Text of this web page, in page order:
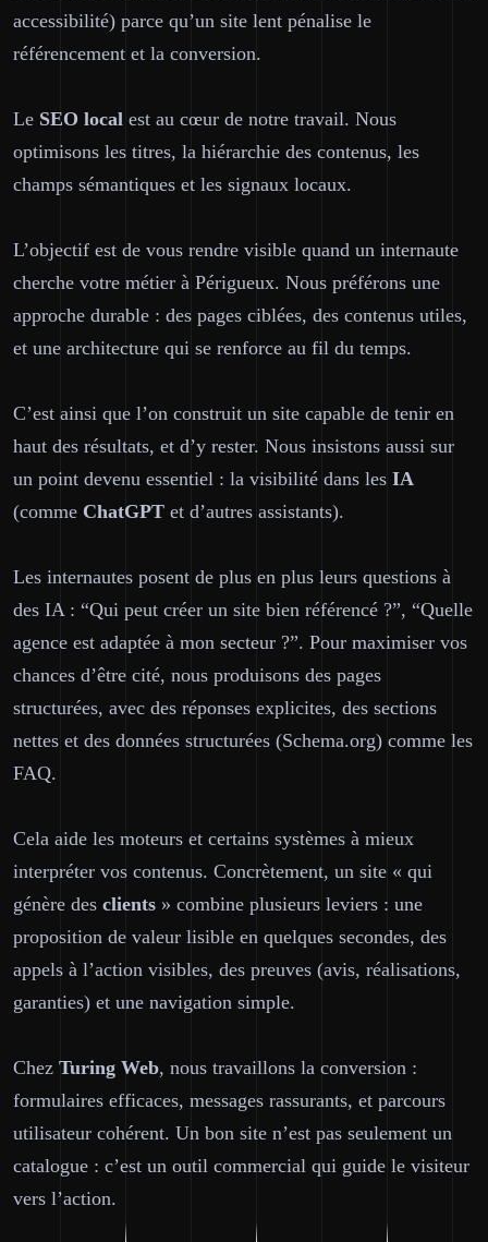
accessibilité) parce qu’un site lent pénalise le
référencement et la conversion.
Le SEO local est au cœur de notre travail. Nous
optimisons les titres, la hiérarchie des contenus, les
champs sémantiques et les signaux locaux.
L’objectif est de vous rendre visible quand un internaute
cherche votre métier à Périgueux. Nous préférons une
approche durable : des pages ciblées, des contenus utiles,
et une architecture qui se renforce au fil du temps.
C’est ainsi que l’on construit un site capable de tenir en
haut des résultats, et d’y rester. Nous insistons aussi sur
un point devenu essentiel : la visibilité dans les IA
(comme ChatGPT et d’autres assistants).
Les internautes posent de plus en plus leurs questions à
des IA : “Qui peut créer un site bien référencé ?”, “Quelle
agence est adaptée à mon secteur ?”. Pour maximiser vos
chances d’être cité, nous produisons des pages
structurées, avec des réponses explicites, des sections
nettes et des données structurées (Schema.org) comme les
FAQ.
Cela aide les moteurs et certains systèmes à mieux
interpréter vos contenus. Concrètement, un site « qui
génère des clients » combine plusieurs leviers : une
proposition de valeur lisible en quelques secondes, des
appels à l’action visibles, des preuves (avis, réalisations,
garanties) et une navigation simple.
Chez Turing Web, nous travaillons la conversion :
formulaires efficaces, messages rassurants, et parcours
utilisateur cohérent. Un bon site n’est pas seulement un
catalogue : c’est un outil commercial qui guide le visiteur
vers l’action.